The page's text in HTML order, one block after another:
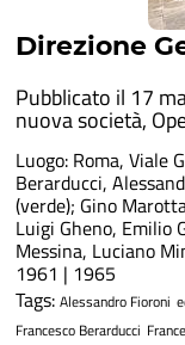
Direzione
Pubblicato il 17
nuova società,
Luogo: Roma, Viale
Berarducci,
(verde); Gino
Luigi Gheno, Emilio
Messina, Luciano
1961 | 1965
Tags: Alessandro Fioroni
Francesco Berarducci